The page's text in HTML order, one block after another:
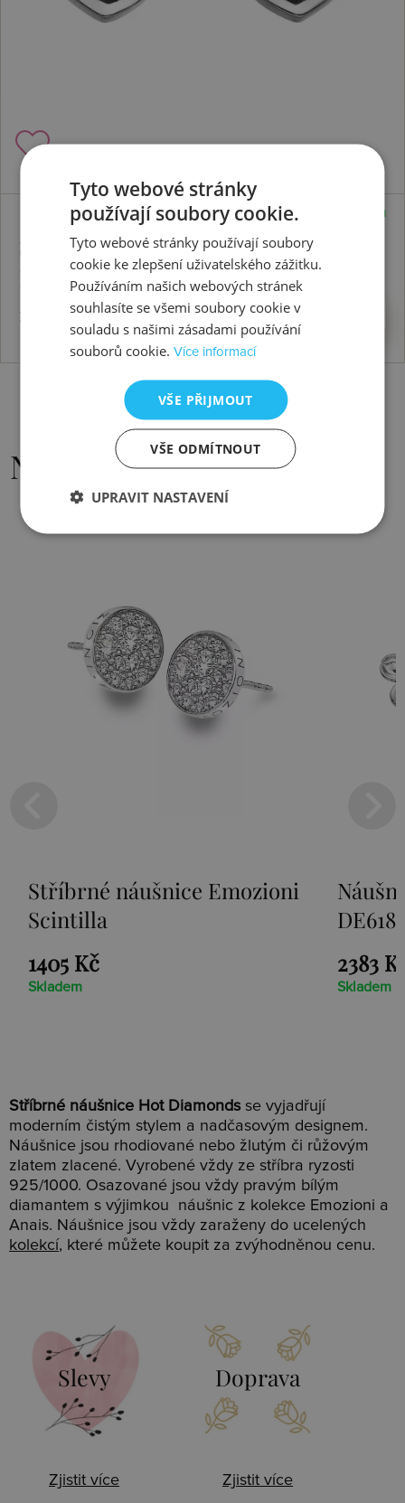
Skladem
Stříbrné náušnice Adorable Encased
DE548
2383 Kč
Koupit
Nejoblíbenější
Stříbrné náušnice Emozioni
Scintilla
1405 Kč
Skladem
DE618
2383
Skladem
Stříbrné náušnice Hot Diamonds se vyjadřují
moderním čistým stylem a nadčasovým designem.
Náušnice jsou rhodiované nebo žlutým či růžovým
zlatem zlacené. Vyrobené vždy ze stříbra ryzosti
925/1000. Osazované jsou vždy pravým bílým
diamantem s výjimkou náušnic z kolekce Emozioni a
Anais. Náušnice jsou vždy zaraženy do ucelených
kolekcí, které můžete koupit za zvýhodněnou cenu.
Slevy
Zjistit více
Doprava
Zjistit více
Tyto webové stránky
používají soubory cookie.
Tyto webové stránky používají soubory
cookie ke zlepšení uživatelského zážitku.
Používáním našich webových stránek
souhlasíte se všemi soubory cookie v
souladu s našimi zásadami používání
souborů cookie.Více informací
VŠE PŘIJMOUT
VŠE ODMÍTNOUT
UPRAVIT NASTAVENÍ